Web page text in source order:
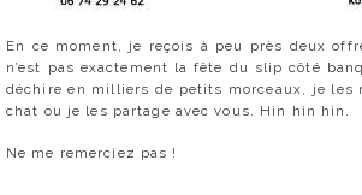
En ce moment, je reçois à peu près deux
n’est pas exactement la fête du slip côté
déchire en milliers de petits morceaux, je les
chat ou je les partage avec vous. Hin hin hin.
Ne me remerciez pas !